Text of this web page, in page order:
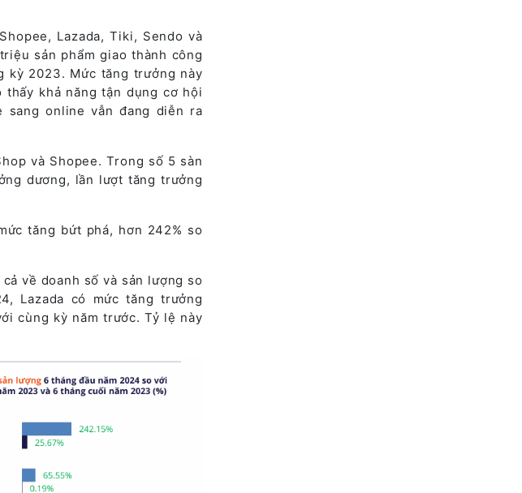
Lazada, Tiki, Sendo và
sản phẩm giao thành công
kỳ 2023. Mức tăng trưởng này
khả năng tận dụng cơ hội
sang online vẫn đang diễn ra
và Shopee. Trong số 5 sàn
dương, lần lượt tăng trưởng
tăng bứt phá, hơn 242% so
về doanh số và sản lượng so
Lazada có mức tăng trưởng
cùng kỳ năm trước. Tỷ lệ này